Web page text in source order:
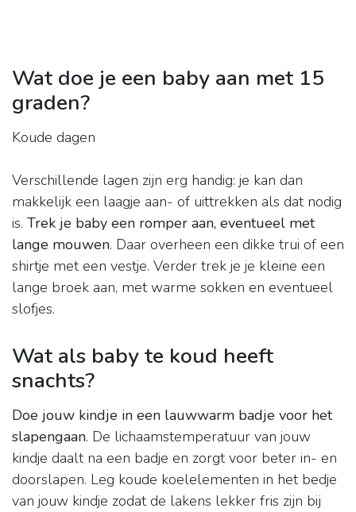
Wat doe je een baby aan met 15
graden?
Koude dagen
Verschillende lagen zijn erg handig: je kan dan
makkelijk een laagje aan- of uittrekken als dat nodig
is. Trek je baby een romper aan, eventueel met
lange mouwen. Daar overheen een dikke trui of een
shirtje met een vestje. Verder trek je je kleine een
lange broek aan, met warme sokken en eventueel
slofjes.
Wat als baby te koud heeft
snachts?
Doe jouw kindje in een lauwwarm badje voor het
slapengaan. De lichaamstemperatuur van jouw
kindje daalt na een badje en zorgt voor beter in- en
doorslapen. Leg koude koelelementen in het bedje
van jouw kindje zodat de lakens lekker fris zijn bij